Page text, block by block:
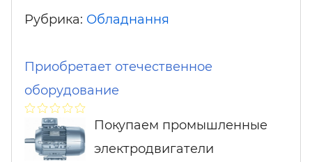
Рубрика: Обладнання
Приобретает отечественное
оборудование
Покупаем промышленные
электродвигатели